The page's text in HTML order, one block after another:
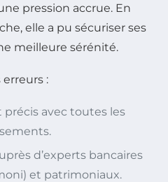
pression accrue. En
elle a pu sécuriser ses
meilleure sérénité.
:
avec toutes les
d’experts bancaires
et patrimoniaux.